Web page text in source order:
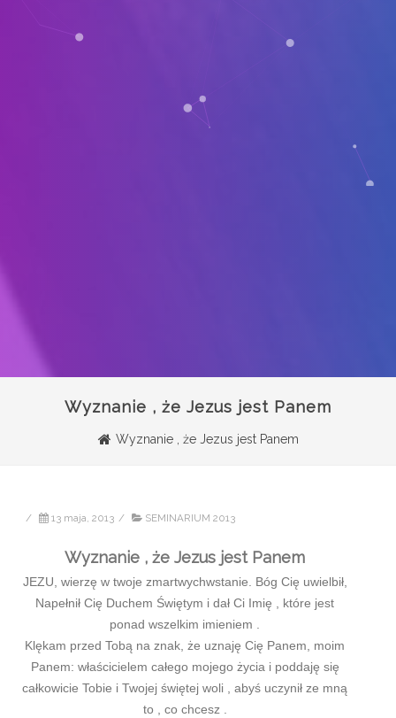
Wyznanie , że Jezus jest Panem
Wyznanie , że Jezus jest Panem
/ 13 maja, 2013 / SEMINARIUM 2013
Wyznanie , że Jezus jest Panem
JEZU, wierzę w twoje zmartwychwstanie. Bóg Cię uwielbił,
Napełnił Cię Duchem Świętym i dał Ci Imię , które jest
ponad wszelkim imieniem .
Klękam przed Tobą na znak, że uznaję Cię Panem, moim
Panem: właścicielem całego mojego życia i poddaję się
całkowicie Tobie i Twojej świętej woli , abyś uczynił ze mną
to , co chcesz .